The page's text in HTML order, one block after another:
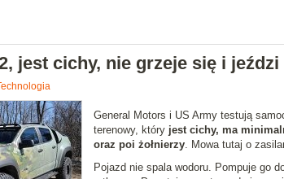
jest cichy, nie grzeje się i
General Motors i US Army testują
terenowy, który jest cichy, ma
oraz poi żołnierzy. Mowa tutaj o
Pojazd nie spala wodoru. Pompuje go